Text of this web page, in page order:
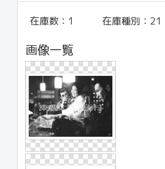
在庫数： 1 在庫種別： 21
画像一覧